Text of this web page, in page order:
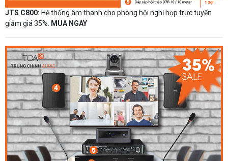
JTS C800: Hệ thống âm thanh cho phòng hội nghị họp trực tuyến
giảm giá 35%. MUA NGAY